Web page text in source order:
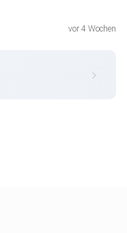
vor 4 Wochen